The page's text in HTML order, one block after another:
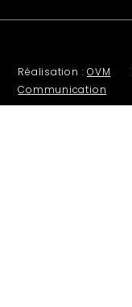
Réalisation :OVM
Communication